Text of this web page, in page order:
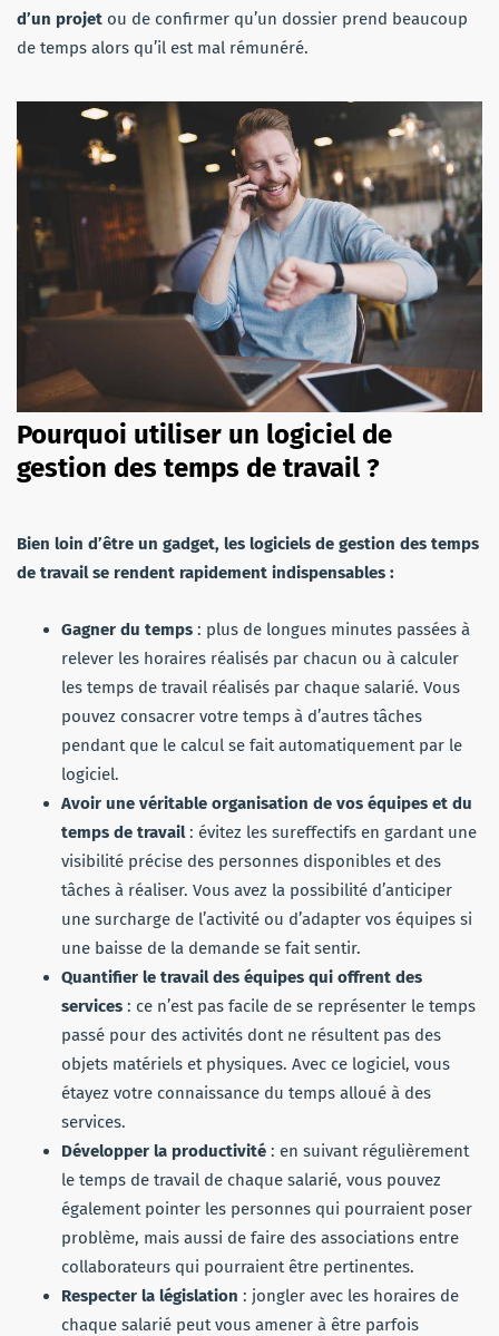
d’un projet ou de confirmer qu’un dossier prend beaucoup
de temps alors qu’il est mal rémunéré.
Pourquoi utiliser un logiciel de
gestion des temps de travail ?
Bien loin d’être un gadget, les logiciels de gestion des temps
de travail se rendent rapidement indispensables :
Gagner du temps : plus de longues minutes passées à
relever les horaires réalisés par chacun ou à calculer
les temps de travail réalisés par chaque salarié. Vous
pouvez consacrer votre temps à d’autres tâches
pendant que le calcul se fait automatiquement par le
logiciel.
Avoir une véritable organisation de vos équipes et du
temps de travail: évitez les sureffectifs en gardant une
visibilité précise des personnes disponibles et des
tâches à réaliser. Vous avez la possibilité d’anticiper
une surcharge de l’activité ou d’adapter vos équipes si
une baisse de la demande se fait sentir.
Quantifier le travail des équipes qui offrent des
services : ce n’est pas facile de se représenter le temps
passé pour des activités dont ne résultent pas des
objets matériels et physiques. Avec ce logiciel, vous
étayez votre connaissance du temps alloué à des
services.
Développer la productivité : en suivant régulièrement
le temps de travail de chaque salarié, vous pouvez
également pointer les personnes qui pourraient poser
problème, mais aussi de faire des associations entre
collaborateurs qui pourraient être pertinentes.
Respecter la législation : jongler avec les horaires de
chaque salarié peut vous amener à être parfois